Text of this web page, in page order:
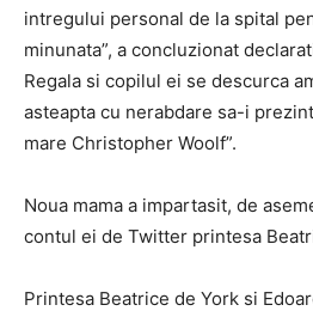
intregului personal de la spital
minunata”, a concluzionat
Regala si copilul ei se descurca
asteapta cu nerabdare sa-i
mare Christopher Woolf”.
Noua mama a impartasit, de
contul ei de Twitter printesa
Printesa Beatrice de York si